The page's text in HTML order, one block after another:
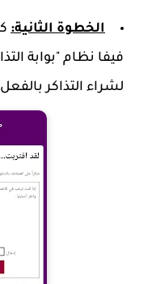
الخطوة الثانية:
فيفا نظام "بوابة
لشراء التذاكر